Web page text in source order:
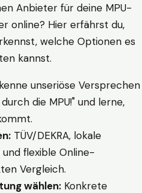
Anbieter für deine MPU-
online? Hier erfährst du,
welche Optionen es
kannst.
unseriöse Versprechen
die MPU!" und lerne,
TÜV/DEKRA, lokale
flexible Online-
Vergleich.
wählen: Konkrete